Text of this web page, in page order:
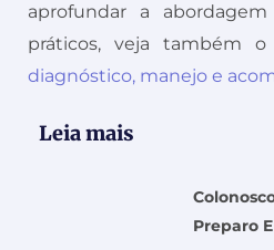
aprofundar a
práticos, veja também
diagnóstico, manejo e
Leia mais
Preparo